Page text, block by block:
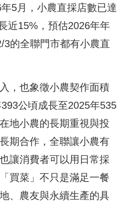
5月，小農直採店數已達
近15%，預估2026年年
3的全聯門市都有小農直
，也象徵小農契作面積
公頃成長至2025年535
地小農的長期重視與投
期合作，全聯讓小農有
讓消費者可以用日常採
買菜」不只是滿足一餐
、農友與永續生產的具